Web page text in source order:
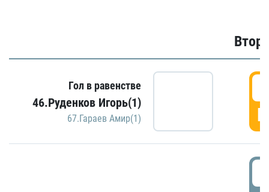
Гол в равенстве
46.Руденков Игорь(1)
67.Гараев Амир(1)